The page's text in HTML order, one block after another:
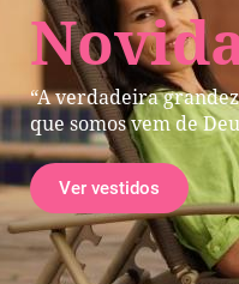
“A verdadeira
que somos vem de
Ver vestidos